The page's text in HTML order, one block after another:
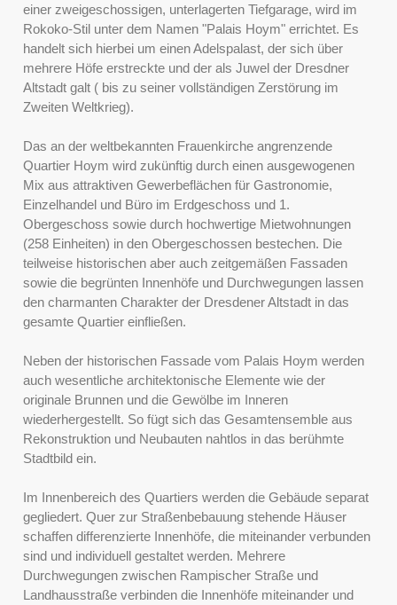
einer zweigeschossigen, unterlagerten Tiefgarage, wird im
Rokoko-Stil unter dem Namen "Palais Hoym" errichtet. Es
handelt sich hierbei um einen Adelspalast, der sich über
mehrere Höfe erstreckte und der als Juwel der Dresdner
Altstadt galt ( bis zu seiner vollständigen Zerstörung im
Zweiten Weltkrieg).
Das an der weltbekannten Frauenkirche angrenzende
Quartier Hoym wird zukünftig durch einen ausgewogenen
Mix aus attraktiven Gewerbeflächen für Gastronomie,
Einzelhandel und Büro im Erdgeschoss und 1.
Obergeschoss sowie durch hochwertige Mietwohnungen
(258 Einheiten) in den Obergeschossen bestechen. Die
teilweise historischen aber auch zeitgemäßen Fassaden
sowie die begrünten Innenhöfe und Durchwegungen lassen
den charmanten Charakter der Dresdener Altstadt in das
gesamte Quartier einfließen.
Neben der historischen Fassade vom Palais Hoym werden
auch wesentliche architektonische Elemente wie der
originale Brunnen und die Gewölbe im Inneren
wiederhergestellt. So fügt sich das Gesamtensemble aus
Rekonstruktion und Neubauten nahtlos in das berühmte
Stadtbild ein.
Im Innenbereich des Quartiers werden die Gebäude separat
gegliedert. Quer zur Straßenbebauung stehende Häuser
schaffen differenzierte Innenhöfe, die miteinander verbunden
sind und individuell gestaltet werden. Mehrere
Durchwegungen zwischen Rampischer Straße und
Landhausstraße verbinden die Innenhöfe miteinander und